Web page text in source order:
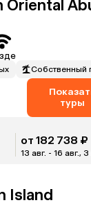
Oriental
Собственный
туры
от 182 738 ₽
13 авг. - 16 авг., 3
Island